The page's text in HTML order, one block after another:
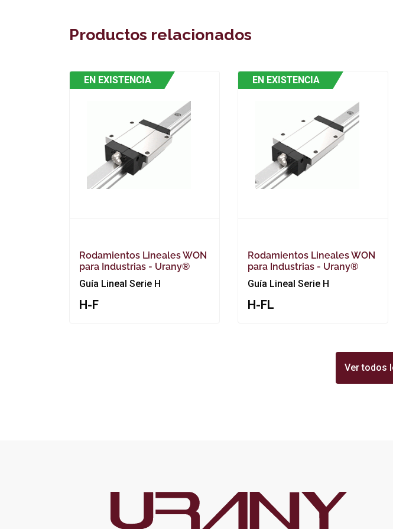
Productos relacionados
EN EXISTENCIA
Rodamientos Lineales WON
para Industrias - Urany®
Guía Lineal Serie H
H-F
EN EXISTENCIA
Rodamientos Lineales WON
para Industrias - Urany®
Guía Lineal Serie H
H-FL
Ver todos